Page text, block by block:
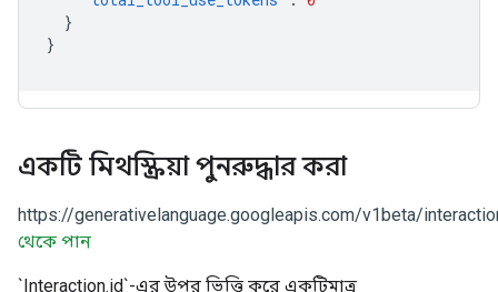
}
}
একটি মিথস্ক্রিয়া পুনরুদ্ধার করা
https://generativelanguage.googleapis.com/v1beta/
থেকে পান
`Interaction.id`-এর উপর ভিত্তি করে একটিমাত্র